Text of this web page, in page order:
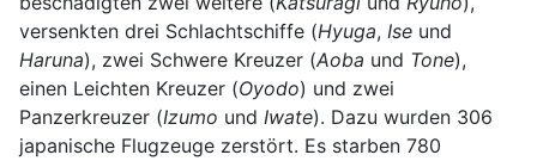
versenkten drei Schlachtschiffe (Hyuga, Ise und
Haruna), zwei Schwere Kreuzer (Aoba und Tone),
einen Leichten Kreuzer (Oyodo) und zwei
Panzerkreuzer (Izumo und Iwate). Dazu wurden 306
japanische Flugzeuge zerstört. Es starben 780